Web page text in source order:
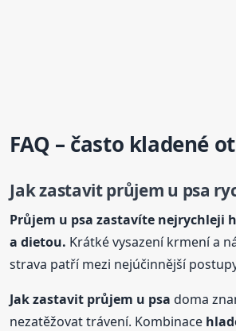
FAQ – často kladené
Jak zastavit průjem u psa
Průjem u psa zastavíte nejrychleji
a dietou. Krátké vysazení krmení a
strava patří mezi nejúčinnější
Jak zastavit průjem u psa doma
nezatěžovat trávení. Kombinace